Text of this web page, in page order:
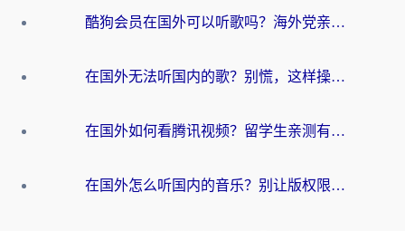
酷狗会员在国外可以听歌吗？海外党亲测有效：3步解决音乐权限难题
在国外无法听国内的歌？别慌，这样操作就能畅听QQ音乐（附亲测加速器推荐）
在国外如何看腾讯视频？留学生亲测有效的回国加速方案
在国外怎么听国内的音乐？别让版权限制断了你的华语歌单